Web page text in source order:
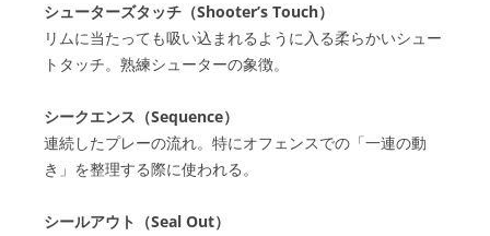
シューターズタッチ（Shooter’s Touch）
リムに当たっても吸い込まれるように入る柔らかいシュー
トタッチ。熟練シューターの象徴。
シークエンス（Sequence）
連続したプレーの流れ。特にオフェンスでの「一連の動
き」を整理する際に使われる。
シールアウト（Seal Out）